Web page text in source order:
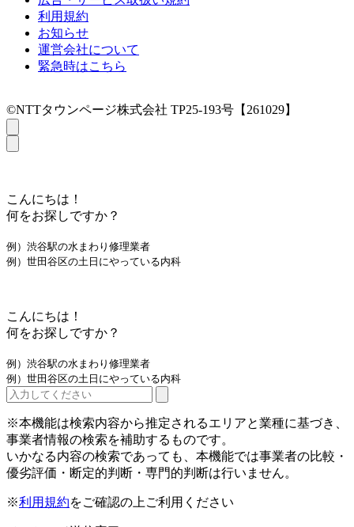
利用規約
お知らせ
運営会社について
緊急時はこちら
©NTTタウンページ株式会社 TP25-193号【261029】
こんにちは！
何をお探しですか？
例）渋谷駅の水まわり修理業者
例）世田谷区の土日にやっている内科
こんにちは！
何をお探しですか？
例）渋谷駅の水まわり修理業者
例）世田谷区の土日にやっている内科
※本機能は検索内容から推定されるエリアと業種に基づき、
事業者情報の検索を補助するものです。
いかなる内容の検索であっても、本機能では事業者の比較・
優劣評価・断定的判断・専門的判断は行いません。
※利用規約をご確認の上ご利用ください